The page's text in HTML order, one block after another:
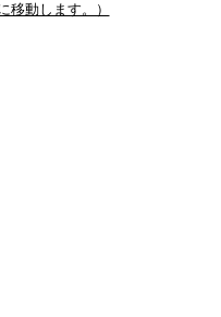
移動します。）